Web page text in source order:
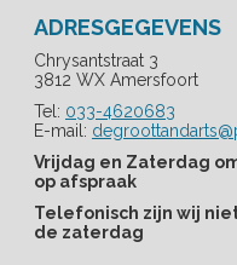
ADRESGEGEVENS
Chrysantstraat 3
3812 WX Amersfoort
Tel: 033-4620683
E-mail:
Vrijdag en Zaterdag
op
Telefonisch zijn wij
de zaterdag